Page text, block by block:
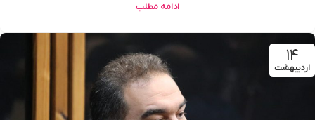
ادامه مطلب
۱۴
اردیبهشت